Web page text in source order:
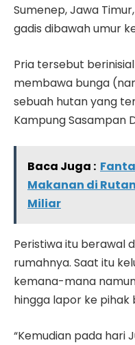
Sumenep, Jawa
gadis dibawah umur
Pria tersebut
membawa bunga
sebuah hutan yang
Kampung Sasampan
Baca Juga :
Makanan di
Miliar
Peristiwa itu berawal
rumahnya. Saat itu
kemana-mana
hingga lapor ke pihak
“Kemudian pada hari